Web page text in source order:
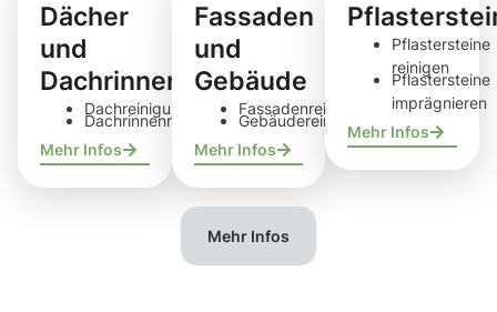
Dächer
und
Dachrinnen
Dachreinigung
Dachrinnenreinigung
Mehr Infos
Fassaden
und
Gebäude
Fassadenreinigung
Gebäudereinigung
Mehr Infos
Pflastersteine
reinigen
Pflastersteine
imprägnieren
Mehr Infos
Mehr Infos